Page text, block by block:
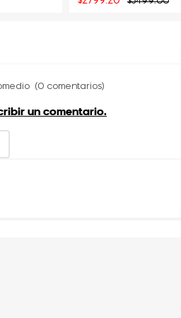
(0 comentarios)
un comentario.